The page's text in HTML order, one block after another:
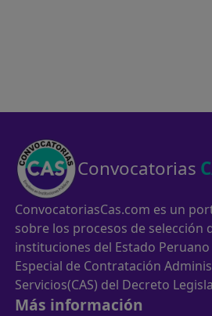
Convocatorias
ConvocatoriasCas.com es un
sobre los procesos de selección
instituciones del Estado
Especial de Contratación
Servicios(CAS) del Decreto
Más información